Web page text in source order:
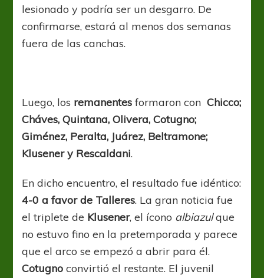
lesionado y podría ser un desgarro. De
confirmarse, estará al menos dos semanas
fuera de las canchas.
Luego, los remanentes formaron conChicco;
Cháves, Quintana, Olivera, Cotugno;
Giménez, Peralta, Juárez, Beltramone;
Klusener y Rescaldani.
En dicho encuentro, el resultado fue idéntico:
4-0 a favor de Talleres. La gran noticia fue
el triplete de Klusener, el ícono albiazulque
no estuvo fino en la pretemporada y parece
que el arco se empezó a abrir para él.
Cotugno convirtió el restante. El juvenil